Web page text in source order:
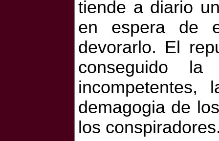
tiende a diario
en espera de
devorarlo. El
conseguido
demagogia de
los